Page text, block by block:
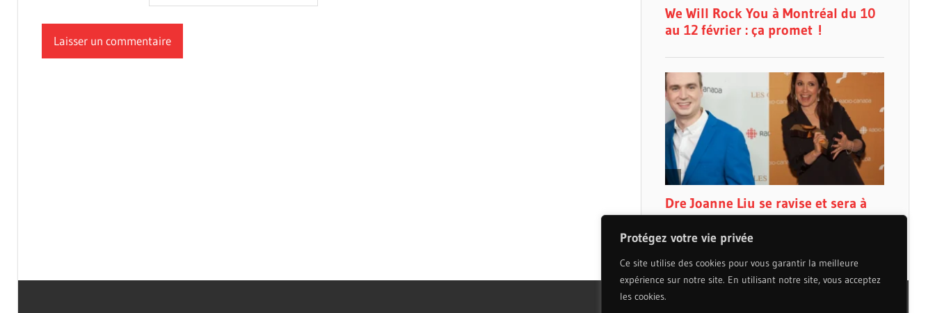
Protégez votre vie privée
Ce site utilise des cookies pour vous garantir la meilleure
expérience sur notre site. En utilisant notre site, vous acceptez
les cookies.